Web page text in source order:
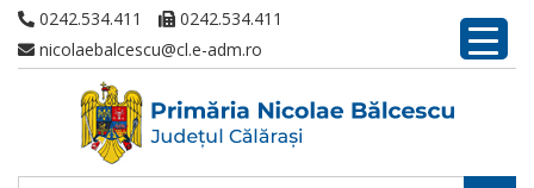
0242.534.411
0242.534.411
nicolaebalcescu@cl.e-adm.ro